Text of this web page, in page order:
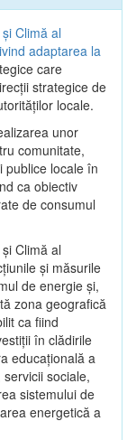
Climă al
adaptarea la
care
strategice de
locale.
unor
comunitate,
publice locale în
ca obiectiv
de consumul
Climă al
şi măsurile
de energie şi,
zona geografică
ca fiind
în clădirile
educaţională a
sociale,
sistemului de
energetică a